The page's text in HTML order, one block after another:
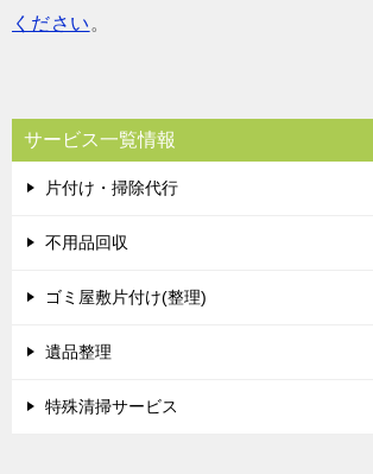
ください 。
サービス一覧情報
片付け・掃除代行
不用品回収
ゴミ屋敷片付け(整理)
遺品整理
特殊清掃サービス